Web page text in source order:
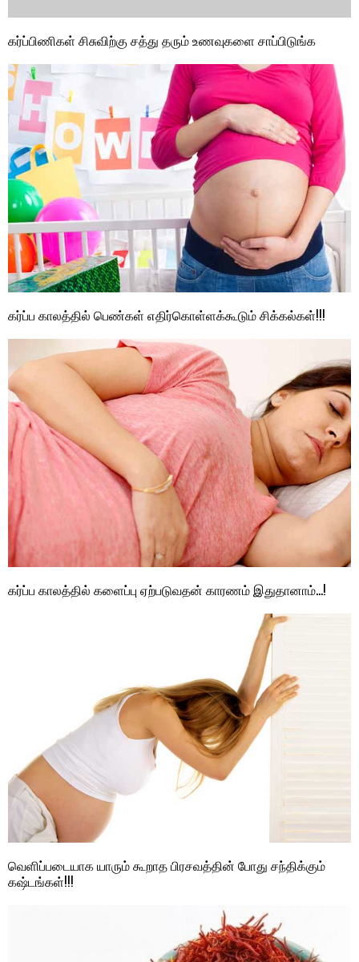
கர்ப்பிணிகள் சிசுவிற்கு சத்து தரும் உணவுகளை சாப்பிடுங்க
கர்ப்ப காலத்தில் பெண்கள் எதிர்கொள்ளக்கூடும் சிக்கல்கள்!!!
கர்ப்ப காலத்தில் களைப்பு ஏற்படுவதன் காரணம் இதுதானாம்…!
வெளிப்படையாக யாரும் கூறாத பிரசவத்தின் போது சந்திக்கும்
கஷ்டங்கள்!!!